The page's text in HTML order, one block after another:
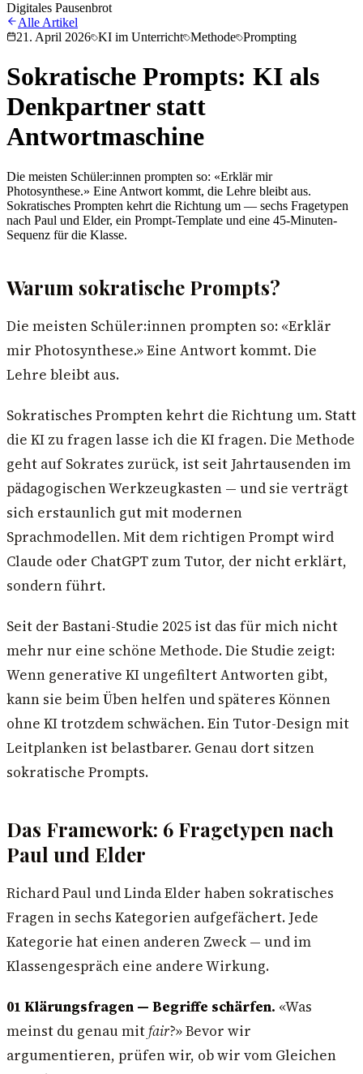
Digitales Pausenbrot
Alle Artikel
21. April 2026 KI im Unterricht Methode Prompting
Sokratische Prompts: KI als
Denkpartner statt
Antwortmaschine
Die meisten Schüler:innen prompten so: «Erklär mir
Photosynthese.» Eine Antwort kommt, die Lehre bleibt aus.
Sokratisches Prompten kehrt die Richtung um — sechs Fragetypen
nach Paul und Elder, ein Prompt-Template und eine 45-Minuten-
Sequenz für die Klasse.
Warum sokratische Prompts?
Die meisten Schüler:innen prompten so: «Erklär
mir Photosynthese.» Eine Antwort kommt. Die
Lehre bleibt aus.
Sokratisches Prompten kehrt die Richtung um. Statt
die KI zu fragen lasse ich die KI fragen. Die Methode
geht auf Sokrates zurück, ist seit Jahrtausenden im
pädagogischen Werkzeugkasten — und sie verträgt
sich erstaunlich gut mit modernen
Sprachmodellen. Mit dem richtigen Prompt wird
Claude oder ChatGPT zum Tutor, der nicht erklärt,
sondern führt.
Seit der Bastani-Studie 2025 ist das für mich nicht
mehr nur eine schöne Methode. Die Studie zeigt:
Wenn generative KI ungefiltert Antworten gibt,
kann sie beim Üben helfen und späteres Können
ohne KI trotzdem schwächen. Ein Tutor-Design mit
Leitplanken ist belastbarer. Genau dort sitzen
sokratische Prompts.
Das Framework: 6 Fragetypen nach
Paul und Elder
Richard Paul und Linda Elder haben sokratisches
Fragen in sechs Kategorien aufgefächert. Jede
Kategorie hat einen anderen Zweck — und im
Klassengespräch eine andere Wirkung.
01 Klärungsfragen — Begriffe schärfen. «Was
meinst du genau mitfair?» Bevor wir
argumentieren, prüfen wir, ob wir vom Gleichen